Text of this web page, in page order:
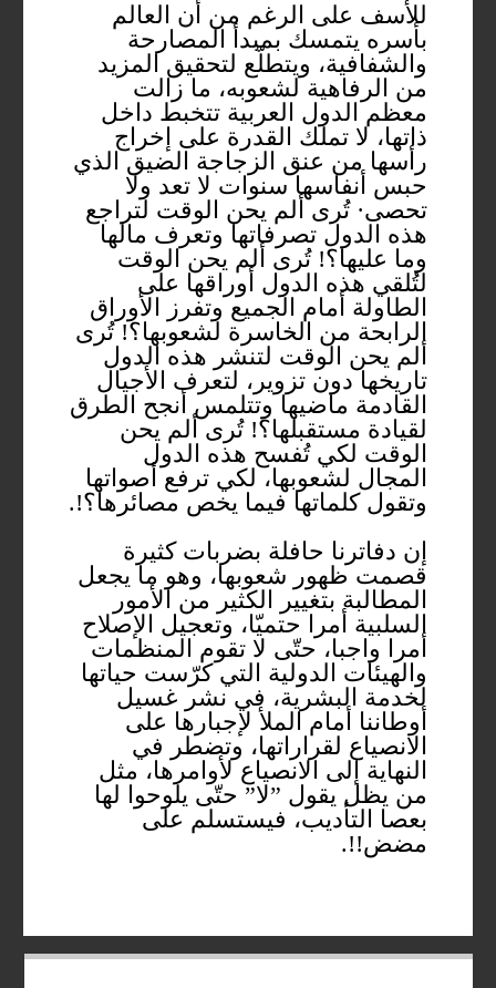
للأسف على الرغم من أن العالم
بأسره يتمسك بمبدأ المصارحة
والشفافية، ويتطلّع لتحقيق المزيد
من الرفاهية لشعوبه، ما زالت
معظم الدول العربية تتخبط داخل
ذاتها، لا تملك القدرة على إخراج
رأسها من عنق الزجاجة الضيق الذي
حبس أنفاسها سنوات لا تعد ولا
تحصى· تُرى ألم يحن الوقت لتراجع
هذه الدول تصرفاتها وتعرف مالها
وما عليها؟! تُرى ألم يحن الوقت
لتُلقي هذه الدول أوراقها على
الطاولة أمام الجميع وتفرز الأوراق
الرابحة من الخاسرة لشعوبها؟! تُرى
ألم يحن الوقت لتنشر هذه الدول
تاريخها دون تزوير، لتعرف الأجيال
القادمة ماضيها وتتلمس أنجح الطرق
لقيادة مستقبلها؟! تُرى ألم يحن
الوقت لكي تُفسح هذه الدول
المجال لشعوبها، لكي ترفع أصواتها
وتقول كلماتها فيما يخص مصائرها؟!.
إن دفاترنا حافلة بضربات كثيرة
قصمت ظهور شعوبها، وهو ما يجعل
المطالبة بتغيير الكثير من الأمور
السلبية أمرا حتميّا، وتعجيل الإصلاح
أمرا واجبا، حتّى لا تقوم المنظمات
والهيئات الدولية التي كرّست حياتها
لخدمة البشرية، في نشر غسيل
أوطاننا أمام الملأ لإجبارها على
الانصياع لقراراتها، وتضطر في
النهاية إلى الانصياع لأوامرها، مثل
من يظل يقول ”لا” حتّى يلوحوا لها
بعصا التأديب، فيستسلم على
مضض!!.